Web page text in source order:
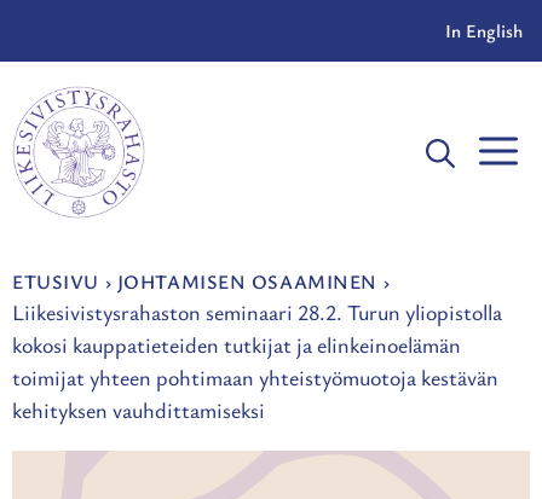
In English
ETUSIVU › JOHTAMISEN OSAAMINEN ›
Liikesivistysrahaston seminaari 28.2. Turun yliopistolla
kokosi kauppatieteiden tutkijat ja elinkeinoelämän
toimijat yhteen pohtimaan yhteistyömuotoja kestävän
kehityksen vauhdittamiseksi